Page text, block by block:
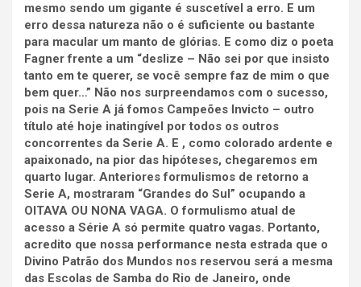
mesmo sendo um gigante é suscetível a erro. E um
erro dessa natureza não o é suficiente ou bastante
para macular um manto de glórias. E como diz o poeta
Fagner frente a um “deslize – Não sei por que insisto
tanto em te querer, se você sempre faz de mim o que
bem quer…” Não nos surpreendamos com o sucesso,
pois na Serie A já fomos Campeões Invicto – outro
título até hoje inatingível por todos os outros
concorrentes da Serie A. E , como colorado ardente e
apaixonado, na pior das hipóteses, chegaremos em
quarto lugar. Anteriores formulismos de retorno a
Serie A, mostraram “Grandes do Sul” ocupando a
OITAVA OU NONA VAGA. O formulismo atual de
acesso a Série A só permite quatro vagas. Portanto,
acredito que nossa performance nesta estrada que o
Divino Patrão dos Mundos nos reservou será a mesma
das Escolas de Samba do Rio de Janeiro, onde